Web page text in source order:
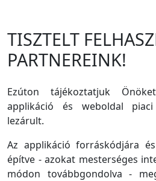
TISZTELT
PARTNEREINK!
Ezúton tájékoztatjuk
applikáció és weboldal piaci
lezárult.
Az applikáció forráskódjára
építve - azokat mesterséges
módon továbbgondolva -